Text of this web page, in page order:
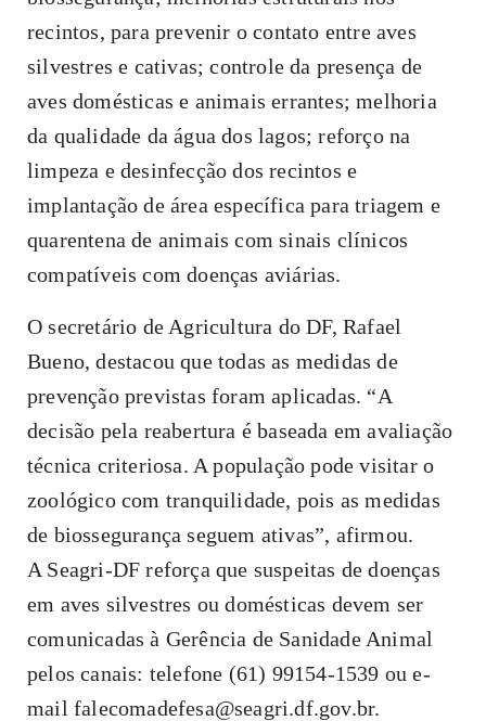
recintos, para prevenir o contato entre aves
silvestres e cativas; controle da presença de
aves domésticas e animais errantes; melhoria
da qualidade da água dos lagos; reforço na
limpeza e desinfecção dos recintos e
implantação de área específica para triagem e
quarentena de animais com sinais clínicos
compatíveis com doenças aviárias.
O secretário de Agricultura do DF, Rafael
Bueno, destacou que todas as medidas de
prevenção previstas foram aplicadas. “A
decisão pela reabertura é baseada em avaliação
técnica criteriosa. A população pode visitar o
zoológico com tranquilidade, pois as medidas
de biossegurança seguem ativas”, afirmou.
A Seagri-DF reforça que suspeitas de doenças
em aves silvestres ou domésticas devem ser
comunicadas à Gerência de Sanidade Animal
pelos canais: telefone (61) 99154-1539 ou e-
mail falecomadefesa@seagri.df.gov.br.